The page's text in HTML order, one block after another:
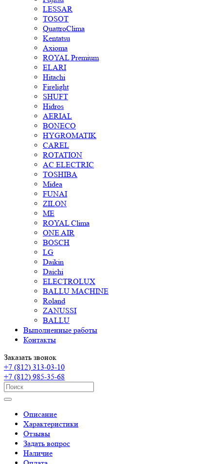
LESSAR
TOSOT
QuattroClima
Kentatsu
Axioma
ROYAL Premium
ELARI
Hitachi
Firelight
SHUFT
Hidros
AERIAL
BONECO
HYGROMATIK
CAREL
ROTATION
AC ELECTRIC
TOSHIBA
Midea
FUNAI
ZILON
ME
ROYAL Clima
ONE AIR
BOSCH
LG
Daikin
Daichi
ELECTROLUX
BALLU MACHINE
Roland
ZANUSSI
BALLU
Выполненные работы
Контакты
Заказать звонок
+7 (812) 313-03-10
+7 (812) 985-35-68
Описание
Характеристики
Отзывы
Задать вопрос
Наличие